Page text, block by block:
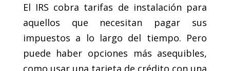
El IRS cobra tarifas de instalación para
aquellos que necesitan pagar sus
impuestos a lo largo del tiempo. Pero
puede haber opciones más asequibles,